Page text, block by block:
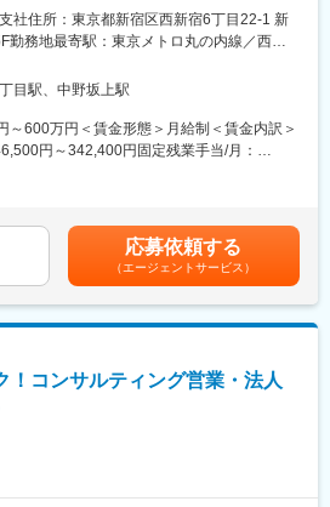
キャリアパーク・就活会議）から流入して
ただきます。
気で向き合い、自己分析から内定承諾まで
。
歴書添削、面接対策）
、企業に響くアピール方法を共に考えま
のデータを分析。成果を最大化するための
社住所：東京都新宿区西新宿6丁目22‐1 新
勤務地最寄駅：東京メトロ丸の内線／西新
内全面禁煙変更の範囲：会社の定める事業
む）
目駅、中野坂上駅
～600万円＜賃金形態＞月給制＜賃金内訳＞
円～342,400円固定残業手当/月：
、選考を通じて上下する可能性がありま
手当を含めた表記です。
応募依頼する
（エージェントサービス）
！コンサルティング営業・法人